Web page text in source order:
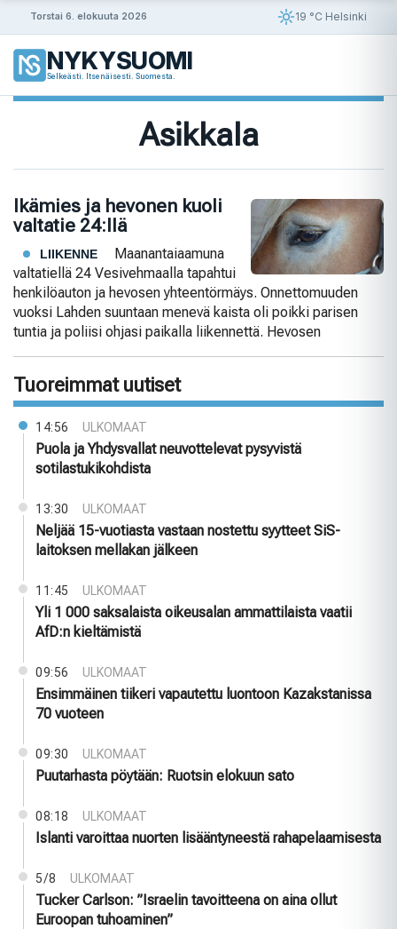
Torstai 6. elokuuta 2026 19 °C Helsinki
NYKYSUOMI
Selkeästi. Itsenäisesti. Suomesta.
Asikkala
Ikämies ja hevonen kuoli
valtatie 24:llä
LIIKENNE
Maanantaiaamuna
valtatiellä 24 Vesivehmaalla tapahtui
henkilöauton ja hevosen yhteentörmäys. Onnettomuuden
vuoksi Lahden suuntaan menevä kaista oli poikki parisen
tuntia ja poliisi ohjasi paikalla liikennettä. Hevosen
Tuoreimmat uutiset
14:56 ULKOMAAT
Puola ja Yhdysvallat neuvottelevat pysyvistä
sotilastukikohdista
13:30 ULKOMAAT
Neljää 15-vuotiasta vastaan nostettu syytteet SiS-
laitoksen mellakan jälkeen
11:45 ULKOMAAT
Yli 1 000 saksalaista oikeusalan ammattilaista vaatii
AfD:n kieltämistä
09:56 ULKOMAAT
Ensimmäinen tiikeri vapautettu luontoon Kazakstanissa
70 vuoteen
09:30 ULKOMAAT
Puutarhasta pöytään: Ruotsin elokuun sato
08:18 ULKOMAAT
Islanti varoittaa nuorten lisääntyneestä rahapelaamisesta
5/8 ULKOMAAT
Tucker Carlson: ”Israelin tavoitteena on aina ollut
Euroopan tuhoaminen”